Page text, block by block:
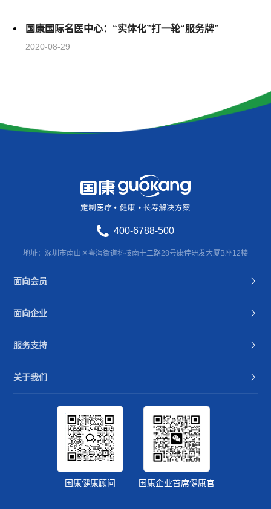
国康国际名医中心：“实体化”打一轮“服务牌”
2020-08-29
400-6788-500
地址：深圳市南山区粤海街道科技南十二路28号康佳研发大厦B座12楼
面向会员
面向企业
服务支持
关于我们
国康健康顾问 国康企业首席健康官